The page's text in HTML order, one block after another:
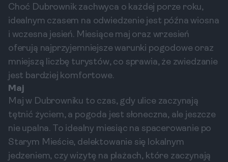
Choć Dubrownik zachwyca o każdej porze roku,
idealnym czasem na odwiedzenie jest późna wiosna
i wczesna jesień. Miesiące maj oraz wrzesień
oferują najprzyjemniejsze warunki pogodowe oraz
mniejszą liczbę turystów, co sprawia, że zwiedzanie
jest bardziej komfortowe.
Maj
Maj w Dubrowniku to czas, gdy ulice zaczynają
tętnić życiem, a pogoda jest słoneczna, ale jeszcze
nie upalna. To idealny miesiąc na spacerowanie po
Starym Mieście, delektowanie się lokalnym
jedzeniem, czy wizytę na plażach, które zaczynają